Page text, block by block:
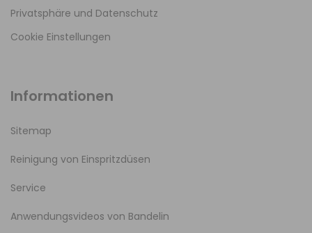
Privatsphäre und Datenschutz
Cookie Einstellungen
Informationen
Sitemap
Reinigung von Einspritzdüsen
Service
Anwendungsvideos von Bandelin